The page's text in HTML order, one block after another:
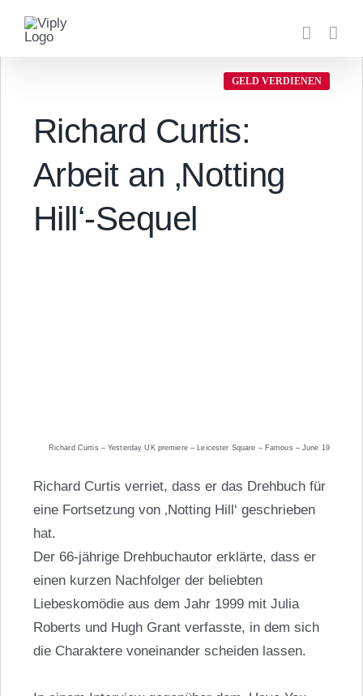
Inhalt
springen
GELD VERDIENEN
Richard Curtis:
Arbeit an ‚Notting
Hill‘-Sequel
Richard Curtis – Yesterday UK premiere – Leicester Square – Famous – June 19
Richard Curtis verriet, dass er das Drehbuch für
eine Fortsetzung von ‚Notting Hill‘ geschrieben
hat.
Der 66-jährige Drehbuchautor erklärte, dass er
einen kurzen Nachfolger der beliebten
Liebeskomödie aus dem Jahr 1999 mit Julia
Roberts und Hugh Grant verfasste, in dem sich
die Charaktere voneinander scheiden lassen.